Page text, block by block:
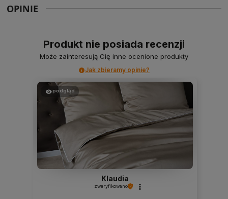
OPINIE
Produkt nie posiada recenzji
Może zainteresują Cię inne ocenione produkty
Jak zbieramy opinie?
podgląd
Klaudia
zweryfikowano